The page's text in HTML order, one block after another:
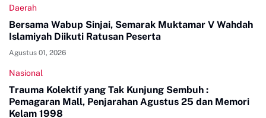
Daerah
Bersama Wabup Sinjai, Semarak Muktamar V Wahdah
Islamiyah Diikuti Ratusan Peserta
Agustus 01, 2026
Nasional
Trauma Kolektif yang Tak Kunjung Sembuh :
Pemagaran Mall, Penjarahan Agustus 25 dan Memori
Kelam 1998